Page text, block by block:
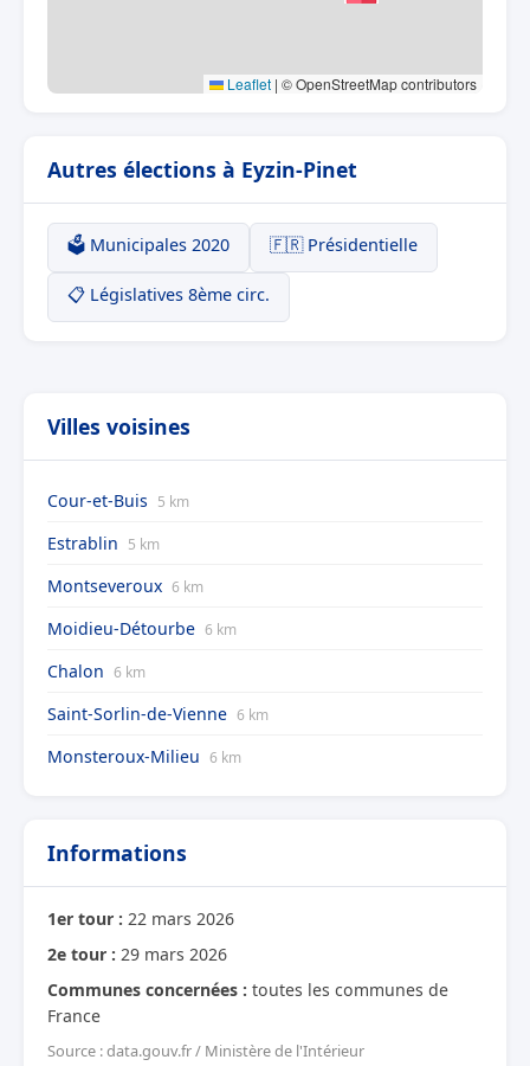
Leaflet | © OpenStreetMap contributors
Autres élections à Eyzin-Pinet
🗳️ Municipales 2020 🇫🇷 Présidentielle
📋 Législatives 8ème circ.
Villes voisines
Cour-et-Buis 5 km
Estrablin 5 km
Montseveroux 6 km
Moidieu-Détourbe 6 km
Chalon 6 km
Saint-Sorlin-de-Vienne 6 km
Monsteroux-Milieu 6 km
Informations
1er tour : 22 mars 2026
2e tour : 29 mars 2026
Communes concernées : toutes les communes de
France
Source : data.gouv.fr / Ministère de l'Intérieur